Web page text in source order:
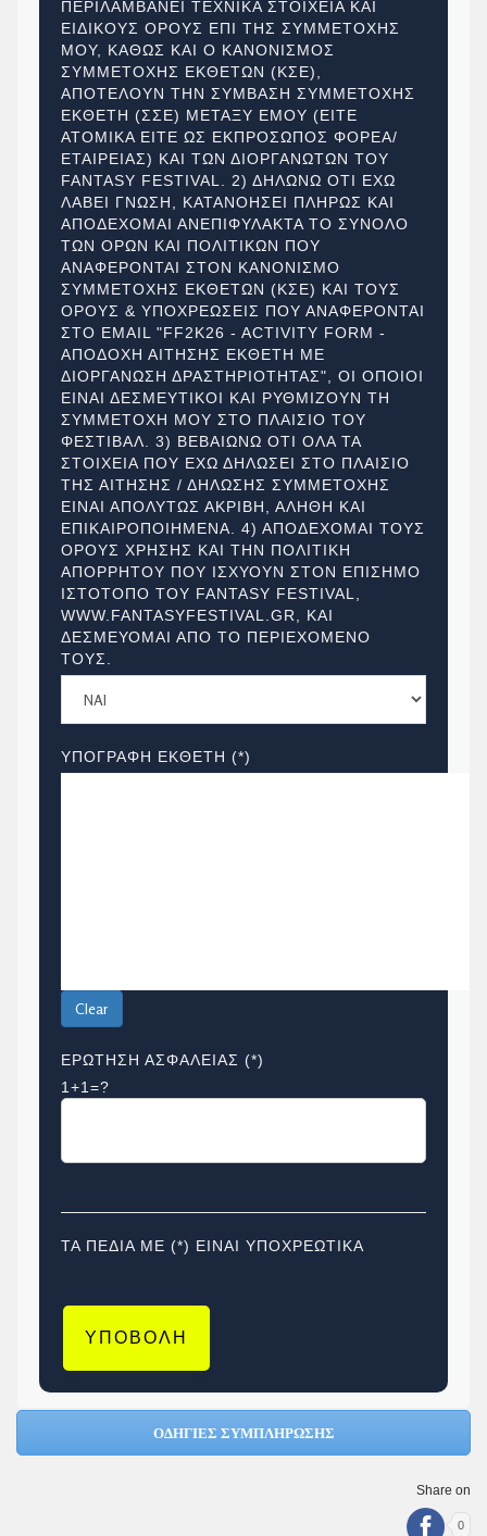
ΠΕΡΙΛΑΜΒΑΝΕΙ ΤΕΧΝΙΚΑ ΣΤΟΙΧΕΙΑ ΚΑΙ
ΕΙΔΙΚΟΥΣ ΟΡΟΥΣ ΕΠΙ ΤΗΣ ΣΥΜΜΕΤΟΧΗΣ
ΜΟΥ, ΚΑΘΩΣ ΚΑΙ Ο ΚΑΝΟΝΙΣΜΟΣ
ΣΥΜΜΕΤΟΧΗΣ ΕΚΘΕΤΩΝ (ΚΣΕ),
ΑΠΟΤΕΛΟΥΝ ΤΗΝ ΣΥΜΒΑΣΗ ΣΥΜΜΕΤΟΧΗΣ
ΕΚΘΕΤΗ (ΣΣΕ) ΜΕΤΑΞΥ ΕΜΟΥ (ΕΙΤΕ
ΑΤΟΜΙΚΑ ΕΙΤΕ ΩΣ ΕΚΠΡΟΣΩΠΟΣ ΦΟΡΕΑ/
ΕΤΑΙΡΕΙΑΣ) ΚΑΙ ΤΩΝ ΔΙΟΡΓΑΝΩΤΩΝ ΤΟΥ
FANTASY FESTIVAL. 2) ΔΗΛΩΝΩ ΟΤΙ ΕΧΩ
ΛΑΒΕΙ ΓΝΩΣΗ, ΚΑΤΑΝΟΗΣΕΙ ΠΛΗΡΩΣ ΚΑΙ
ΑΠΟΔΕΧΟΜΑΙ ΑΝΕΠΙΦΥΛΑΚΤΑ ΤΟ ΣΥΝΟΛΟ
ΤΩΝ ΟΡΩΝ ΚΑΙ ΠΟΛΙΤΙΚΩΝ ΠΟΥ
ΑΝΑΦΕΡΟΝΤΑΙ ΣΤΟΝ ΚΑΝΟΝΙΣΜΟ
ΣΥΜΜΕΤΟΧΗΣ ΕΚΘΕΤΩΝ (ΚΣΕ) ΚΑΙ ΤΟΥΣ
ΟΡΟΥΣ & ΥΠΟΧΡΕΩΣΕΙΣ ΠΟΥ ΑΝΑΦΕΡΟΝΤΑΙ
ΣΤΟ EMAIL "FF2K26 - ACTIVITY FORM -
ΑΠΟΔΟΧΗ ΑΙΤΗΣΗΣ ΕΚΘΕΤΗ ΜΕ
ΔΙΟΡΓΑΝΩΣΗ ΔΡΑΣΤΗΡΙΟΤΗΤΑΣ", ΟΙ ΟΠΟΙΟΙ
ΕΙΝΑΙ ΔΕΣΜΕΥΤΙΚΟΙ ΚΑΙ ΡΥΘΜΙΖΟΥΝ ΤΗ
ΣΥΜΜΕΤΟΧΗ ΜΟΥ ΣΤΟ ΠΛΑΙΣΙΟ ΤΟΥ
ΦΕΣΤΙΒΑΛ. 3) ΒΕΒΑΙΩΝΩ ΟΤΙ ΟΛΑ ΤΑ
ΣΤΟΙΧΕΙΑ ΠΟΥ ΕΧΩ ΔΗΛΩΣΕΙ ΣΤΟ ΠΛΑΙΣΙΟ
ΤΗΣ ΑΙΤΗΣΗΣ / ΔΗΛΩΣΗΣ ΣΥΜΜΕΤΟΧΗΣ
ΕΙΝΑΙ ΑΠΟΛΥΤΩΣ ΑΚΡΙΒΗ, ΑΛΗΘΗ ΚΑΙ
ΕΠΙΚΑΙΡΟΠΟΙΗΜΕΝΑ. 4) ΑΠΟΔΕΧΟΜΑΙ ΤΟΥΣ
ΟΡΟΥΣ ΧΡΗΣΗΣ ΚΑΙ ΤΗΝ ΠΟΛΙΤΙΚΗ
ΑΠΟΡΡΗΤΟΥ ΠΟΥ ΙΣΧΥΟΥΝ ΣΤΟΝ ΕΠΙΣΗΜΟ
ΙΣΤΟΤΟΠΟ ΤΟΥ FANTASY FESTIVAL,
WWW.FANTASYFESTIVAL.GR, ΚΑΙ
ΔΕΣΜΕΥΟΜΑΙ ΑΠΟ ΤΟ ΠΕΡΙΕΧΟΜΕΝΟ
ΤΟΥΣ.
ΥΠΟΓΡΑΦΗ ΕΚΘΕΤΗ (*)
Clear
ΕΡΩΤΗΣΗ ΑΣΦΑΛΕΙΑΣ (*)
1+1=?
ΤΑ ΠΕΔΙΑ ΜΕ (*) ΕΙΝΑΙ ΥΠΟΧΡΕΩΤΙΚΑ
ΟΔΗΓΙΕΣ ΣΥΜΠΛΗΡΩΣΗΣ
Share on
0